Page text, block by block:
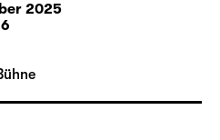
Nun ist der
Karten neu zu
sich die
Insel. Während der
seinen magischen
Recht zu verschaffen,
2025